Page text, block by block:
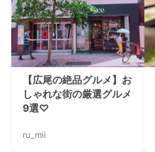
【広尾の絶品グルメ】お
しゃれな街の厳選グルメ
9選♡
ru_mii